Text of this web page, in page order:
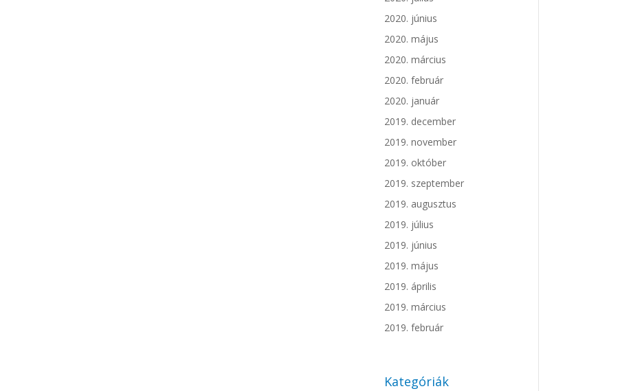
2020. június
2020. május
2020. március
2020. február
2020. január
2019. december
2019. november
2019. október
2019. szeptember
2019. augusztus
2019. július
2019. június
2019. május
2019. április
2019. március
2019. február
Kategóriák